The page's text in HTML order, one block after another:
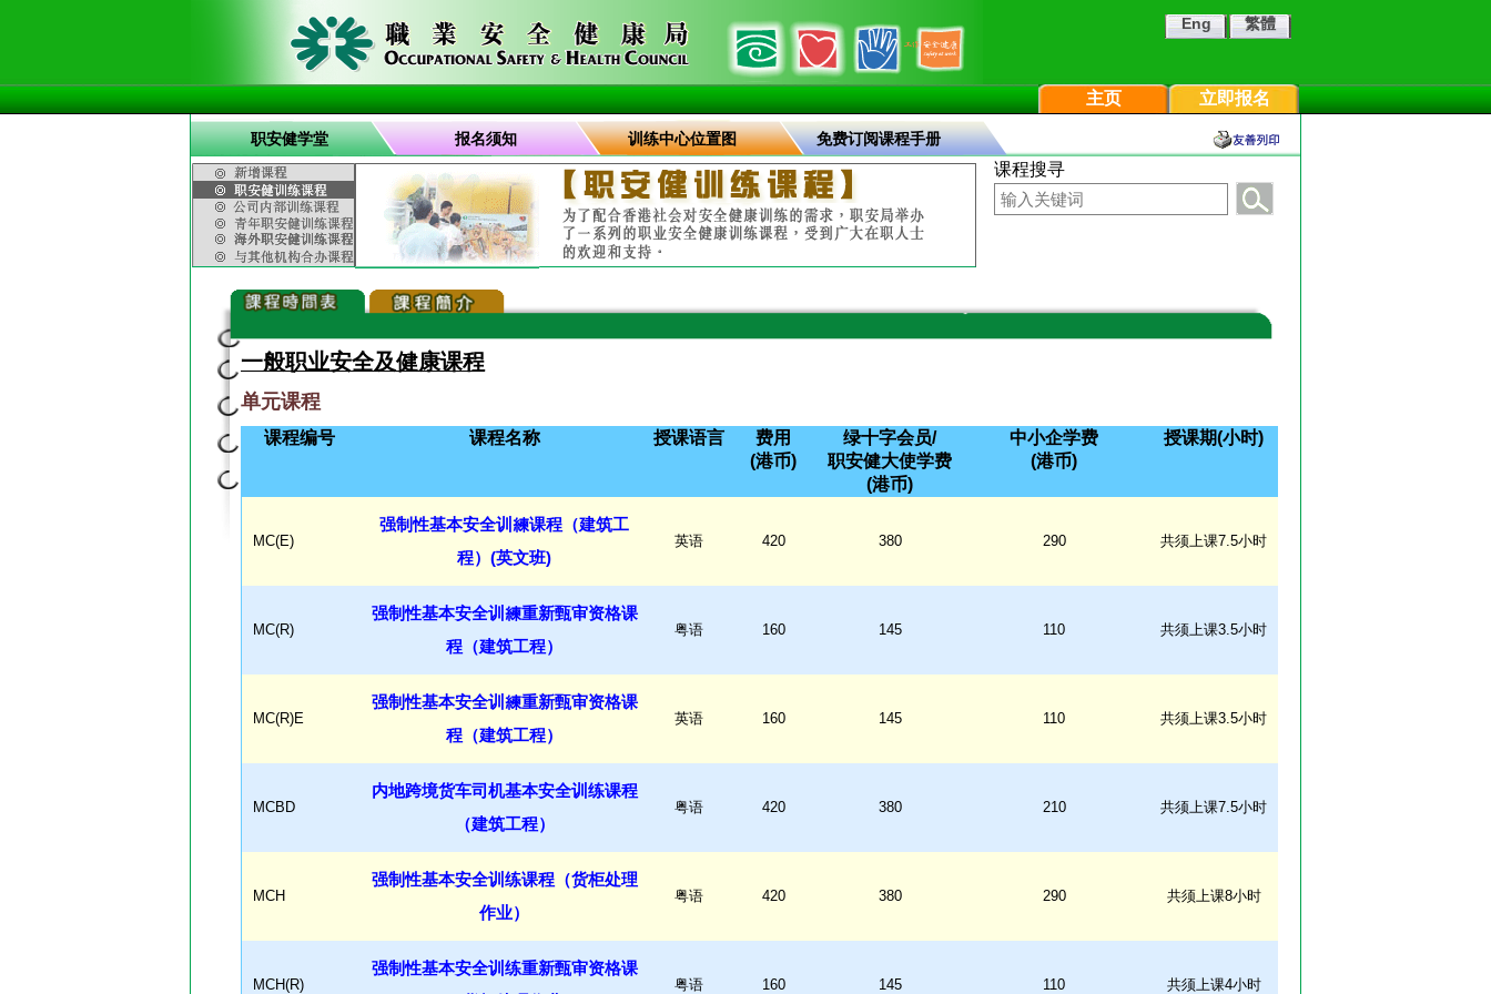
繁體
Eng
立即报名
主页
职安健学堂 报名须知 训练中心位置图 免费订阅课程手册
课程搜寻
一般职业安全及健康课程
单元课程
课程编号 课程名称 授课语言
费用
(港币)
绿十字会员/
职安健大使学费
(港币)
中小企学费
(港币)
授课期(小时)
MC(E)
强制性基本安全训練课程（建筑工
程）(英文班)
英语 420 380 290 共须上课7.5小时
MC(R)
强制性基本安全训練重新甄审资格课
程（建筑工程）
粤语 160 145 110 共须上课3.5小时
MC(R)E
强制性基本安全训練重新甄审资格课
程（建筑工程）
英语 160 145 110 共须上课3.5小时
MCBD
内地跨境货车司机基本安全训练课程
（建筑工程）
粤语 420 380 210 共须上课7.5小时
MCH
强制性基本安全训练课程（货柜处理
作业）
粤语 420 380 290 共须上课8小时
MCH(R)
强制性基本安全训练重新甄审资格课
粤语 160 145 110 共须上课4小时